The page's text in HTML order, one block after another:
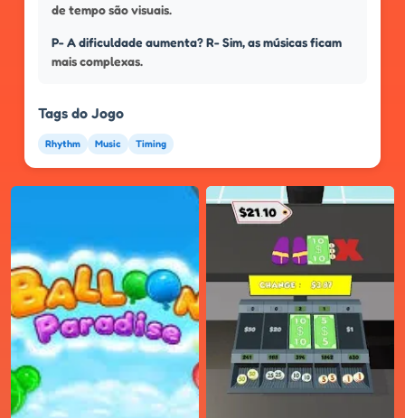
de tempo são visuais.
P- A dificuldade aumenta? R- Sim, as músicas ficam
mais complexas.
Tags do Jogo
Rhythm Music Timing